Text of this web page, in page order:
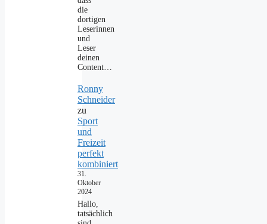
die
dortigen
Leserinnen
und
Leser
deinen
Content…
Ronny
Schneider
zu
Sport
und
Freizeit
perfekt
kombiniert
31.
Oktober
2024
Hallo,
tatsächlich